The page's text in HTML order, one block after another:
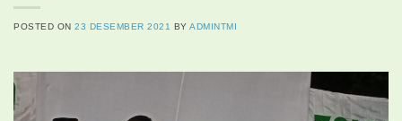
POSTED ON23 DESEMBER 2021 BYADMINTMI